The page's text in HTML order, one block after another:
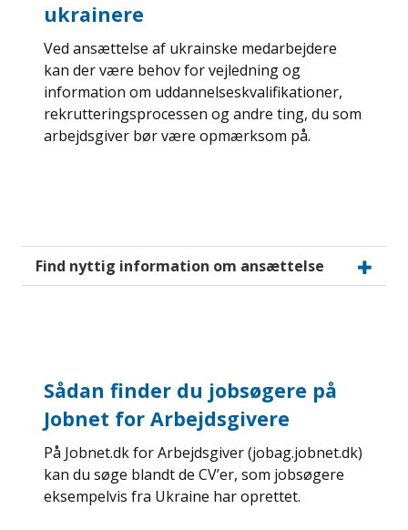
ukrainere
Ved ansættelse af ukrainske medarbejdere
kan der være behov for vejledning og
information om uddannelseskvalifikationer,
rekrutteringsprocessen og andre ting, du som
arbejdsgiver bør være opmærksom på.
Find nyttig information om ansættelse
Sådan finder du jobsøgere på
Jobnet for Arbejdsgivere
På Jobnet.dk for Arbejdsgiver (jobag.jobnet.dk)
kan du søge blandt de CV’er, som jobsøgere
eksempelvis fra Ukraine har oprettet.